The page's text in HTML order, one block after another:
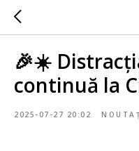
🎉☀️
continuă la
2025-07-27 20:02